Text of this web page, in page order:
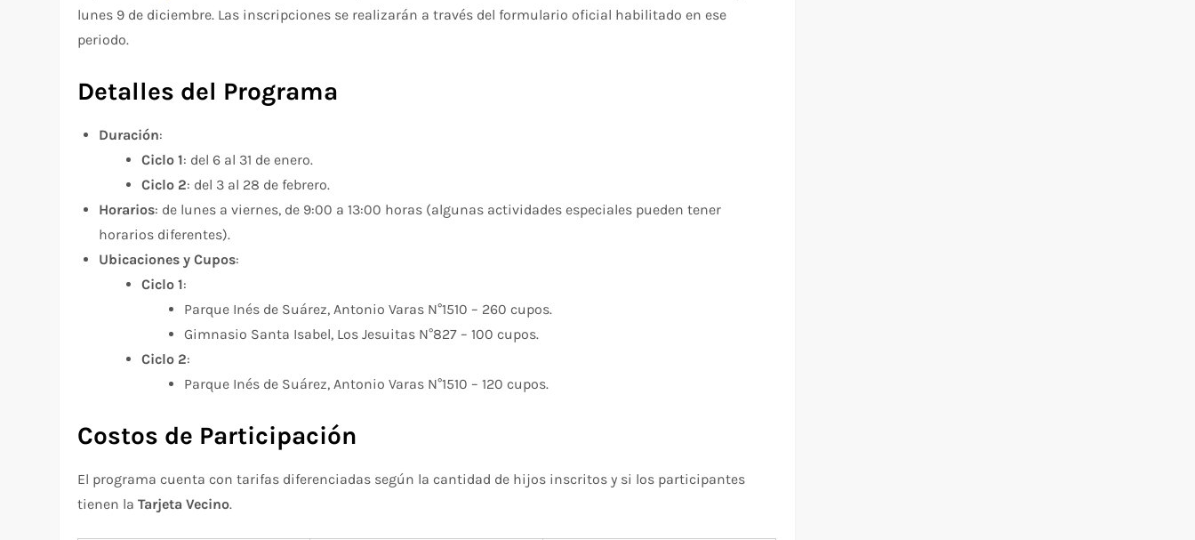
lunes 9 de diciembre. Las inscripciones se realizarán a través del formulario oficial habilitado en ese
periodo.
Detalles del Programa
Duración:
Ciclo 1: del 6 al 31 de enero.
Ciclo 2: del 3 al 28 de febrero.
Horarios: de lunes a viernes, de 9:00 a 13:00 horas (algunas actividades especiales pueden tener
horarios diferentes).
Ubicaciones y Cupos:
Ciclo 1:
Parque Inés de Suárez, Antonio Varas N°1510 – 260 cupos.
Gimnasio Santa Isabel, Los Jesuitas N°827 – 100 cupos.
Ciclo 2:
Parque Inés de Suárez, Antonio Varas N°1510 – 120 cupos.
Costos de Participación
El programa cuenta con tarifas diferenciadas según la cantidad de hijos inscritos y si los participantes
tienen laTarjeta Vecino.